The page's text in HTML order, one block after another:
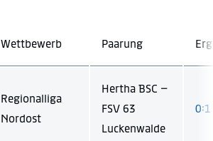
Wettbewerb Paarung
Regionalliga
Nordost
Hertha BSC –
FSV 63
Luckenwalde
0:1